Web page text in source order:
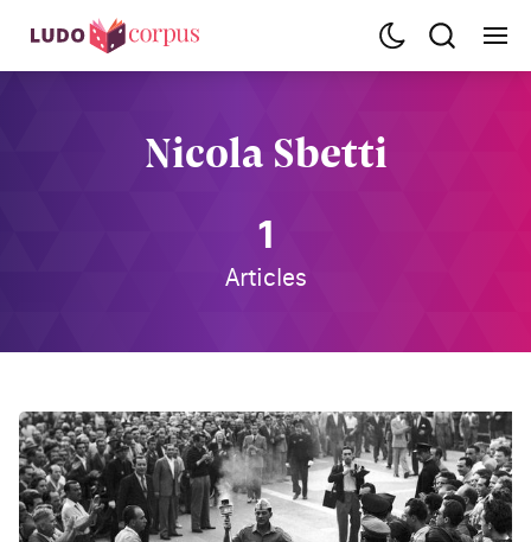
Nicola Sbetti
1
Articles